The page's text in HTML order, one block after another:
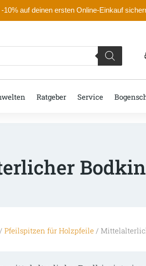
auf deinen ersten Online-Einkauf
Ratgeber Service
Bodkin
/ Pfeilspitzen für Holzpfeile /